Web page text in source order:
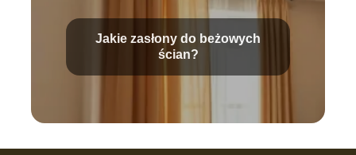
Jakie zasłony do beżowych
ścian?